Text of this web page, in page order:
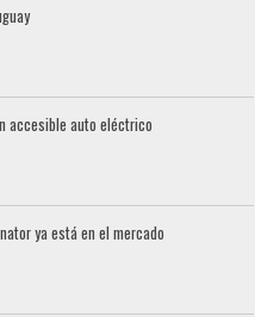
accesible auto eléctrico
ya está en el mercado